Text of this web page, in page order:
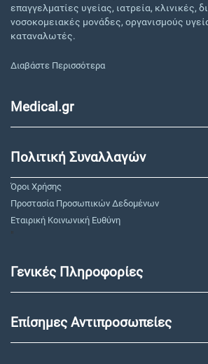
επαγγελματίες υγείας, ιατρεία, κλινικές,
νοσοκομειακές μονάδες, οργανισμούς
καταναλωτές.
Διαβάστε Περισσότερα
Medical.gr
Πολιτική Συναλλαγών
Όροι Χρήσης
Προστασία Προσωπικών Δεδομένων
Εταιρική Κοινωνική Ευθύνη
"
Γενικές Πληροφορίες
Επίσημες Αντιπροσωπείες